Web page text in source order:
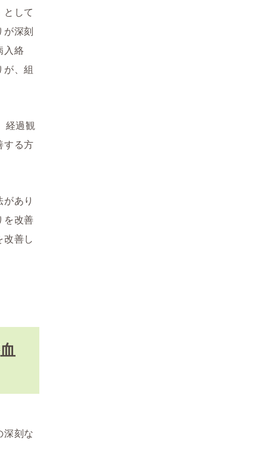
して
深刻
入絡
、組
経過観
する方
あり
を改善
善し
刻な